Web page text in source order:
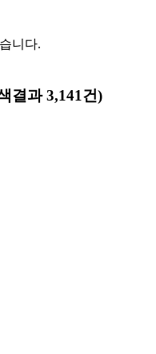
니다.
결과 3,141건)